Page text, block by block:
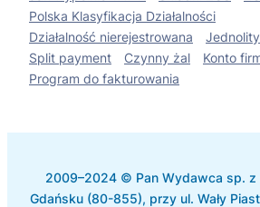
Polska Klasyfikacja Działalności
Działalność nierejestrowana
Split payment
Czynny żal
Konto
Program do fakturowania
2009–2024 © Pan Wydawca sp. z
Gdańsku (80-855), przy ul. Wały